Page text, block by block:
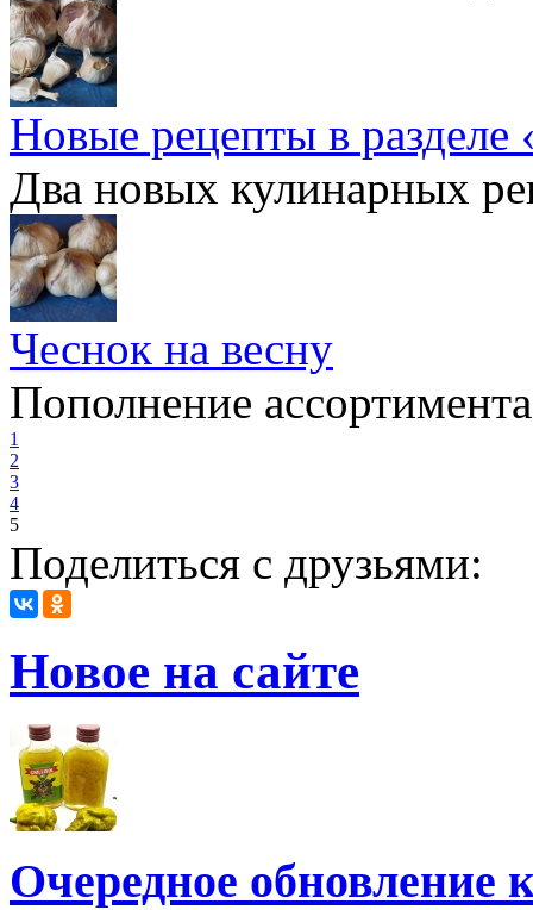
Новые рецепты в разделе
Два новых кулинарных
Чеснок на весну
Пополнение
1
2
3
4
5
Поделиться с друзьями:
Новое на сайте
Очередное обновление